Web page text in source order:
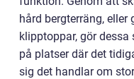
hård bergterräng,
klipptoppar, gör
på platser där det
sig det handlar om